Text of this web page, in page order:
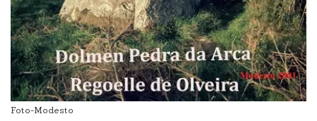
Foto-Modesto